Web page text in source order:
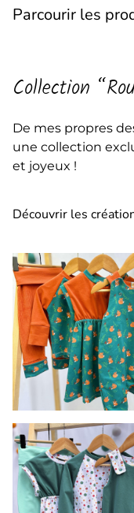
Parcourir les
Collection
De mes propres
une collection
et joyeux !
Découvrir les